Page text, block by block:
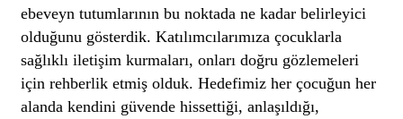
ebeveyn tutumlarının bu noktada ne kadar belirleyici
olduğunu gösterdik. Katılımcılarımıza çocuklarla
sağlıklı iletişim kurmaları, onları doğru gözlemeleri
için rehberlik etmiş olduk. Hedefimiz her çocuğun her
alanda kendini güvende hissettiği, anlaşıldığı,